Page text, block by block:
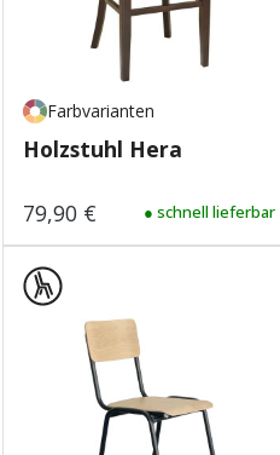
Farbvarianten
Holzstuhl Hera
Regulärer Preis:
79,90 € ● schnell lieferbar